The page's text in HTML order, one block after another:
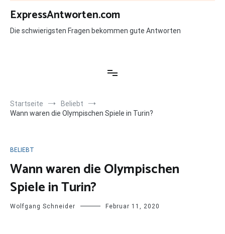
Zum
Inhalt
springen
ExpressAntworten.com
Die schwierigsten Fragen bekommen gute Antworten
Startseite
Beliebt
Wann waren die Olympischen Spiele in Turin?
BELIEBT
Wann waren die Olympischen
Spiele in Turin?
Wolfgang Schneider Februar 11, 2020